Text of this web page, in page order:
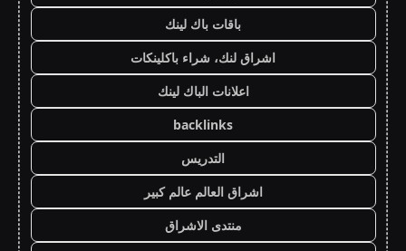
باقات باك لينك
اشراق لنك، شراء باكلينكات
اعلانات الباك لينك
backlinks
التدريس
اشراق العالم عالم كبير
منتدى الاشراق